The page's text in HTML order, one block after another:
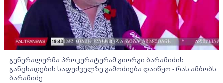
გენერალურმა პროკურატურამ გიორგი ბარამიძის
განცხადების საფუძველზე გამოძიება დაიწყო - რას ამბობს
ბარამიძე